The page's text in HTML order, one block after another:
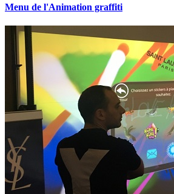
Menu de l'Animation graffiti